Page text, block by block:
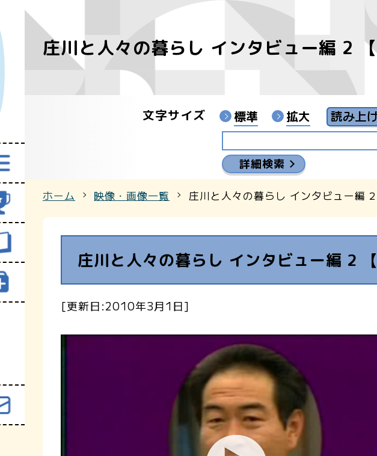
すべての映像
富山県映像センターYouTubeチャンネル
庄川と人々の暮らし インタビュー編 2
文字サイズ 標準 拡大
詳細検索
ホーム 映像・画像一覧 庄川と人々の暮らし インタビュー編
庄川と人々の暮らし インタビュー編 2
[更新日:2010年3月1日]